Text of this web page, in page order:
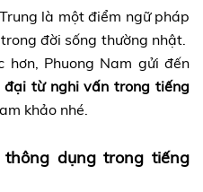
là một điểm ngữ pháp
đời sống thường nhật.
Phuong Nam gửi đến
đại từ nghi vấn trong tiếng
khảo nhé.
dụng trong tiếng